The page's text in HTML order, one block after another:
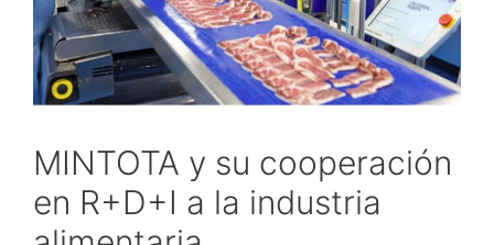
MINTOTA y su cooperación
en R+D+I a la industria